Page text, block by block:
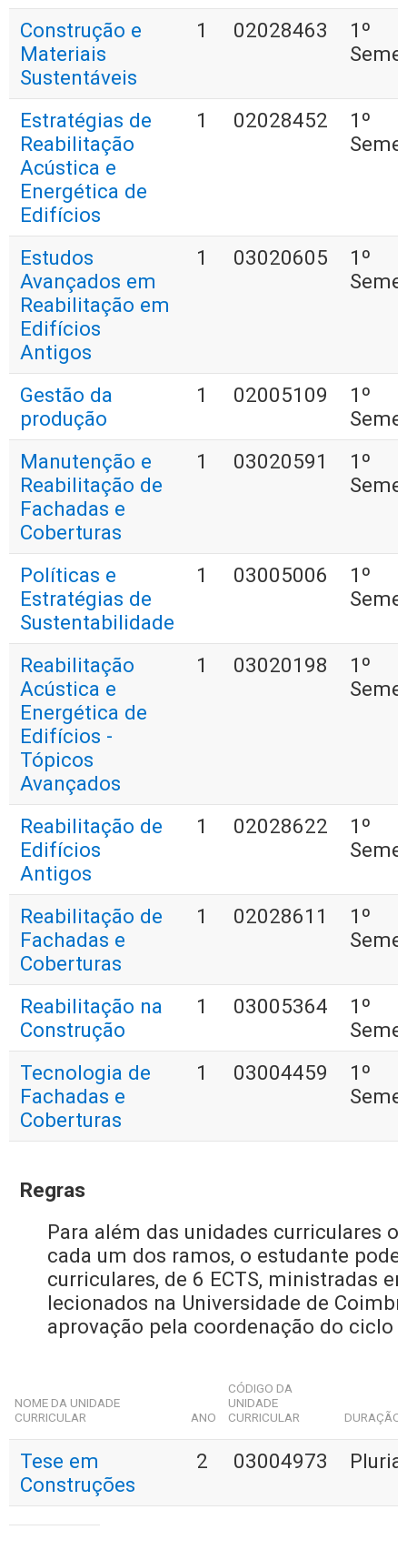
Construção e
Materiais
Sustentáveis
1 02028463
1º
Estratégias de
Reabilitação
Acústica e
Energética de
Edifícios
1 02028452
1º
Estudos
Avançados em
Reabilitação em
Edifícios
Antigos
1 03020605
1º
Gestão da
produção
1 02005109
1º
Manutenção e
Reabilitação de
Fachadas e
Coberturas
1 03020591
1º
Políticas e
Estratégias de
Sustentabilidade
1 03005006
1º
Reabilitação
Acústica e
Energética de
Edifícios -
Tópicos
Avançados
1 03020198
1º
Reabilitação de
Edifícios
Antigos
1 02028622
1º
Reabilitação de
Fachadas e
Coberturas
1 02028611
1º
Reabilitação na
Construção
1 03005364
1º
Tecnologia de
Fachadas e
Coberturas
1 03004459
1º
Regras
Para além das unidades curriculares
cada um dos ramos, o estudante
curriculares, de 6 ECTS, ministradas
lecionados na Universidade de
aprovação pela coordenação do ciclo
NOME DA UNIDADE
CURRICULAR
ANO
CÓDIGO DA
UNIDADE
CURRICULAR
DURAÇÃO
Tese em
Construções
2 03004973